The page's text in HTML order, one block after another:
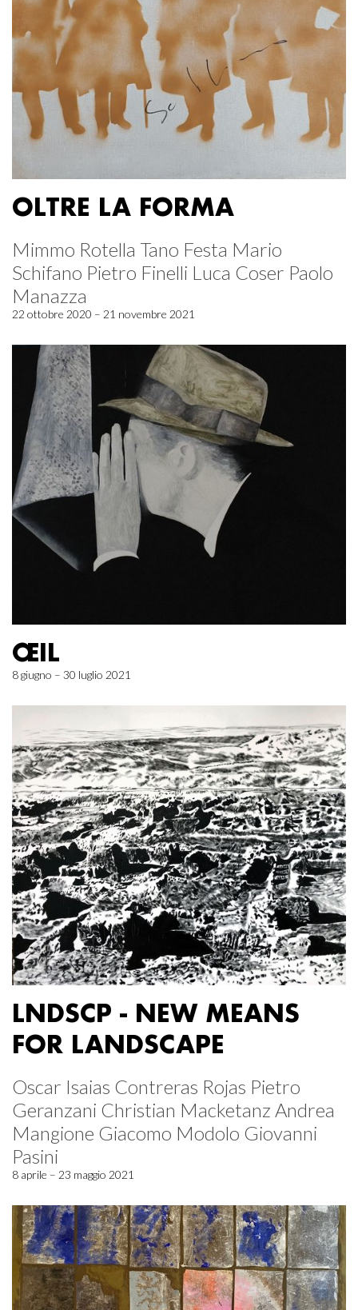
OLTRE LA FORMA
Mimmo Rotella Tano Festa Mario
Schifano Pietro Finelli Luca Coser Paolo
Manazza
22 ottobre 2020 – 21 novembre 2021
ŒIL
8 giugno – 30 luglio 2021
LNDSCP - NEW MEANS
FOR LANDSCAPE
Oscar Isaias Contreras Rojas Pietro
Geranzani Christian Macketanz Andrea
Mangione Giacomo Modolo Giovanni
Pasini
8 aprile – 23 maggio 2021